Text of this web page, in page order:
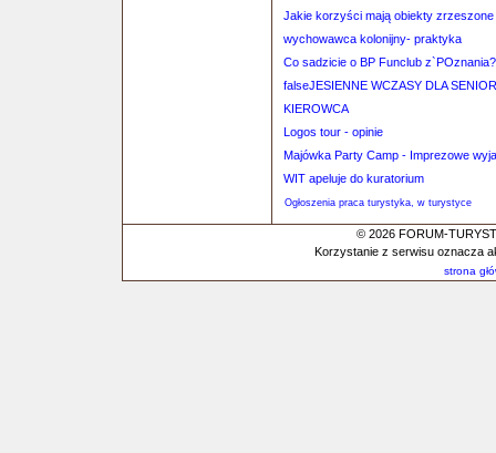
Jakie korzyści mają obiekty
wychowawca kolonijny- praktyka
Co sadzicie o BP Funclub z`POznania?
falseJESIENNE WCZASY DLA
KIEROWCA
Logos tour - opinie
Majówka Party Camp - Imprezowe
WIT apeluje do kuratorium
Ogłoszenia praca turystyka, w turystyce
© 2026 FORUM-
Korzystanie z serwisu oznacza
strona